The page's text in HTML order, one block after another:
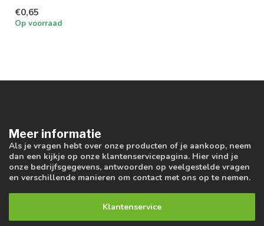
€0,65
Op voorraad
Meer informatie
Als je vragen hebt over onze producten of je aankoop, neem
dan een kijkje op onze klantenservicepagina. Hier vind je
onze bedrijfsgegevens, antwoorden op veelgestelde vragen
en verschillende manieren om contact met ons op te nemen.
Klantenservice